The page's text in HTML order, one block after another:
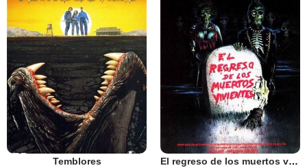
Temblores El regreso de los muertos vivientes